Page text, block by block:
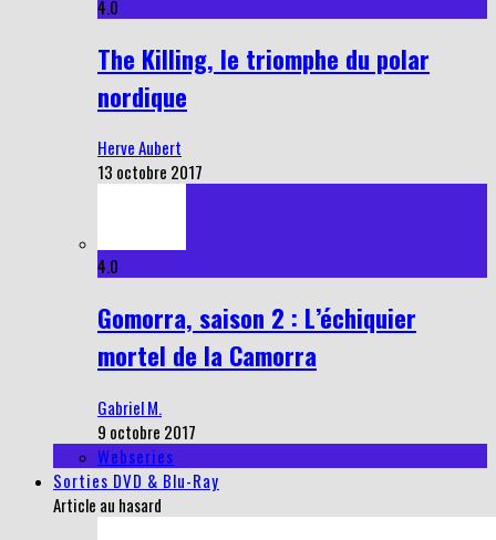
4.0
The Killing, le triomphe du polar
nordique
Herve Aubert
13 octobre 2017
4.0
Gomorra, saison 2 : L’échiquier
mortel de la Camorra
Gabriel M.
9 octobre 2017
Webseries
Sorties DVD & Blu-Ray
Article au hasard